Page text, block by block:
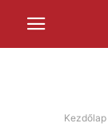
Kezdőlap